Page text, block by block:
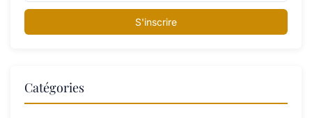
S'inscrire
Catégories